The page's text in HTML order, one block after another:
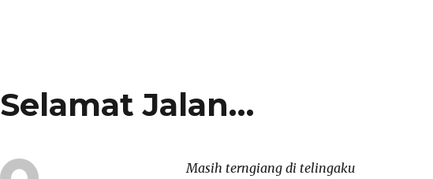
Selamat Jalan…
Masih terngiang di telingaku